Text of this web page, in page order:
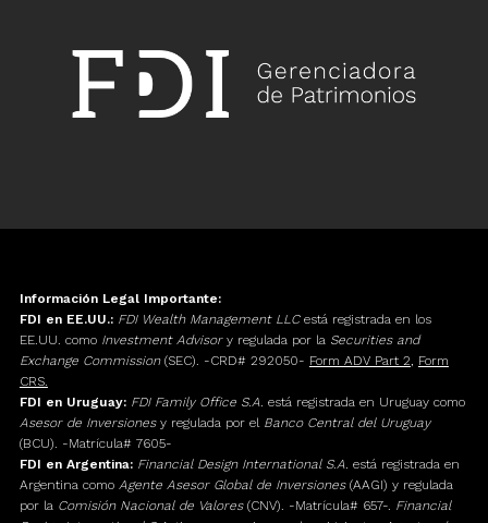
Información Legal Importante:
FDI en EE.UU.: FDI Wealth Management LLCestá registrada en los
EE.UU. como Investment Advisory regulada por la Securities and
Exchange Commission(SEC). -CRD# 292050- Form ADV Part 2, Form
CRS.
FDI en Uruguay: FDI Family Office S.A. está registrada en Uruguay como
Asesor de Inversionesy regulada por el Banco Central del Uruguay
(BCU). -Matrícula# 7605-
FDI en Argentina: Financial Design International S.A. está registrada en
Argentina como Agente Asesor Global de Inversiones(AAGI) y regulada
por la Comisión Nacional de Valores(CNV). -Matrícula# 657-. Financial